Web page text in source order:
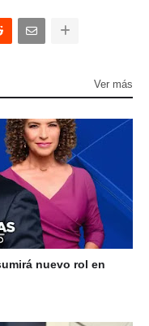
Ver más
nuevo rol en